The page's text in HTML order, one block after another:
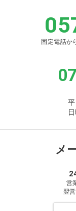
固定電話か
メ
営
翌